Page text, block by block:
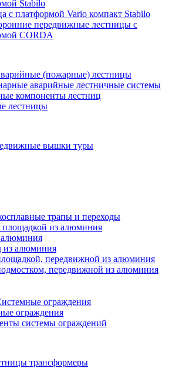
Stabilo
с платформой Vario компакт Stabilo
передвижные лестницы с
CORDA
(пожарные) лестницы
аварийные лестничные системы
компоненты лестниц
лестницы
вышки туры
трапы и переходы
площадкой из алюминия
алюминия
из алюминия
передвижной из алюминия
передвижной из алюминия
ограждения
ограждения
системы ограждений
трансформеры